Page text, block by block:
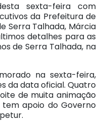
sexta-feira com
da Prefeitura de
Serra Talhada, Márcia
detalhes para as
de Serra Talhada, na
na sexta-feira,
da data oficial. Quatro
de muita animação
apoio do Governo